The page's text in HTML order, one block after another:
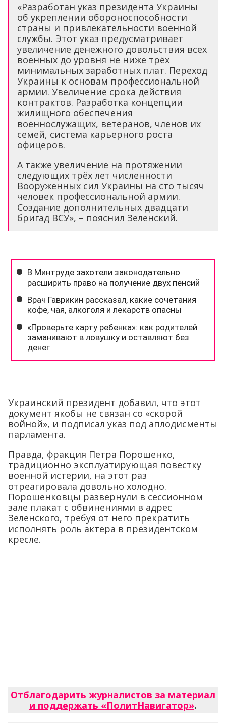
«Разработан указ президента Украины
об укреплении обороноспособности
страны и привлекательности военной
службы. Этот указ предусматривает
увеличение денежного довольствия всех
военных до уровня не ниже трёх
минимальных заработных плат. Переход
Украины к основам профессиональной
армии. Увеличение срока действия
контрактов. Разработка концепции
жилищного обеспечения
военнослужащих, ветеранов, членов их
семей, система карьерного роста
офицеров.
А также увеличение на протяжении
следующих трёх лет численности
Вооруженных сил Украины на сто тысяч
человек профессиональной армии.
Создание дополнительных двадцати
бригад ВСУ», – пояснил Зеленский.
Украинский президент добавил, что этот
документ якобы не связан со «скорой
войной», и подписал указ под аплодисменты
парламента.
Правда, фракция Петра Порошенко,
традиционно эксплуатирующая повестку
военной истерии, на этот раз
отреагировала довольно холодно.
Порошенковцы развернули в сессионном
зале плакат с обвинениями в адрес
Зеленского, требуя от него прекратить
исполнять роль актера в президентском
кресле.
Отблагодарить журналистов за материал
и поддержать «ПолитНавигатор».